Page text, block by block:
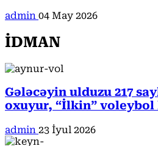
admin 04 May 2026
İDMAN
Gələcəyin ulduzu 217
oxuyur, “İlkin”
admin 23 İyul 2026